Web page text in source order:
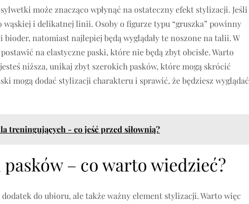
może znacząco wpłynąć na ostateczny efekt stylizacji. Jeśli
wąskiej i delikatnej linii. Osoby o figurze typu “gruszka” powinny
natomiast najlepiej będą wyglądały te noszone na talii. W
na elastyczne paski, które nie będą zbyt obcisłe. Warto
niższa, unikaj zbyt szerokich pasków, które mogą skrócić
mogą dodać stylizacji charakteru i sprawić, że będziesz wyglądać
treningujących - co jeść przed siłownią?
– co warto wiedzieć?
do ubioru, ale także ważny element stylizacji. Warto więc